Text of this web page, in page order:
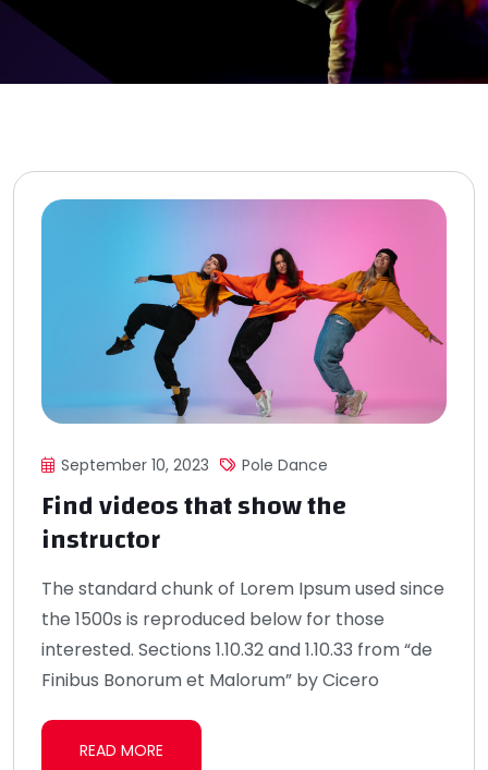
September 10, 2023 Pole Dance
Find videos that show the
instructor
The standard chunk of Lorem Ipsum used since
the 1500s is reproduced below for those
interested. Sections 1.10.32 and 1.10.33 from “de
Finibus Bonorum et Malorum” by Cicero
READ MORE